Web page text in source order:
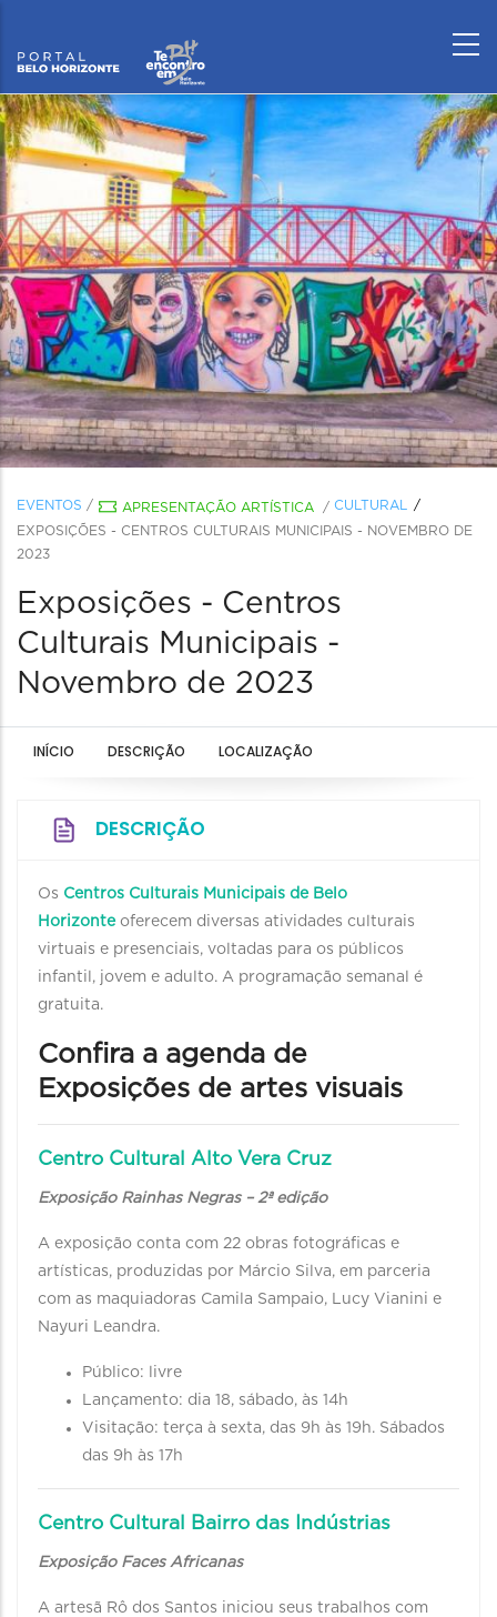
EVENTOS / APRESENTAÇÃO ARTÍSTICA / CULTURAL
EXPOSIÇÕES - CENTROS CULTURAIS MUNICIPAIS - NOVEMBRO DE
2023
Exposições - Centros
Culturais Municipais -
Novembro de 2023
INÍCIO DESCRIÇÃO LOCALIZAÇÃO
DESCRIÇÃO
Os Centros Culturais Municipais de Belo
Horizonteoferecem diversas atividades culturais
virtuais e presenciais, voltadas para os públicos
infantil, jovem e adulto. A programação semanal é
gratuita.
Confira a agenda de
Exposições de artes visuais
Centro Cultural Alto Vera Cruz
Exposição Rainhas Negras – 2ª edição
A exposição conta com 22 obras fotográficas e
artísticas, produzidas por Márcio Silva, em parceria
com as maquiadoras Camila Sampaio, Lucy Vianini e
Nayuri Leandra.
Público: livre
Lançamento: dia 18, sábado, às 14h
Visitação: terça à sexta, das 9h às 19h. Sábados
das 9h às 17h
Centro Cultural Bairro das Indústrias
Exposição Faces Africanas
A artesã Rô dos Santos iniciou seus trabalhos com